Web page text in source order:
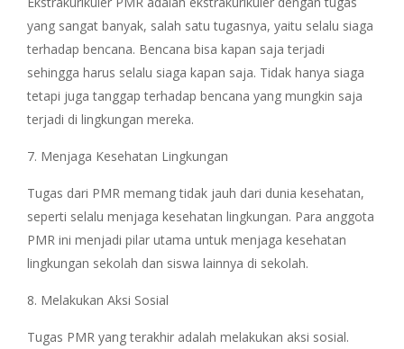
yang sangat banyak, salah satu tugasnya, yaitu selalu siaga
terhadap bencana. Bencana bisa kapan saja terjadi
sehingga harus selalu siaga kapan saja. Tidak hanya siaga
tetapi juga tanggap terhadap bencana yang mungkin saja
terjadi di lingkungan mereka.
7. Menjaga Kesehatan Lingkungan
Tugas dari PMR memang tidak jauh dari dunia kesehatan,
seperti selalu menjaga kesehatan lingkungan. Para anggota
PMR ini menjadi pilar utama untuk menjaga kesehatan
lingkungan sekolah dan siswa lainnya di sekolah.
8. Melakukan Aksi Sosial
Tugas PMR yang terakhir adalah melakukan aksi sosial.